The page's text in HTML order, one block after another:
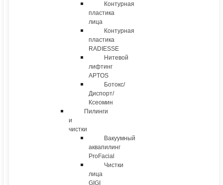
Контурная
пластика
лица
Контурная
пластика
RADIESSE
Нитевой
лифтинг
APTOS
Ботокс/
Диспорт/
Ксеомин
Пилинги
и
чистки
Вакуумный
аквапилинг
ProFacial
Чистки
лица
GIGI